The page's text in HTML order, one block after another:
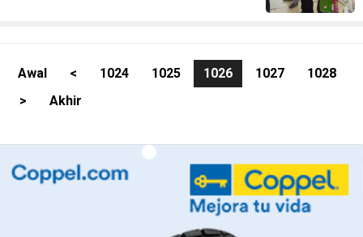
Awal < 1024 1025 1026 1027
1028
>
Akhir